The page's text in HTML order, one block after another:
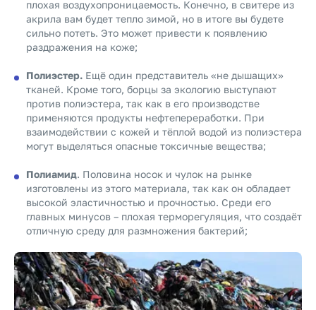
плохая воздухопроницаемость. Конечно, в свитере из
акрила вам будет тепло зимой, но в итоге вы будете
сильно потеть. Это может привести к появлению
раздражения на коже;
Полиэстер. Ещё один представитель «не дышащих»
тканей. Кроме того, борцы за экологию выступают
против полиэстера, так как в его производстве
применяются продукты нефтепереработки. При
взаимодействии с кожей и тёплой водой из полиэстера
могут выделяться опасные токсичные вещества;
Полиамид. Половина носок и чулок на рынке
изготовлены из этого материала, так как он обладает
высокой эластичностью и прочностью. Среди его
главных минусов – плохая терморегуляция, что создаёт
отличную среду для размножения бактерий;